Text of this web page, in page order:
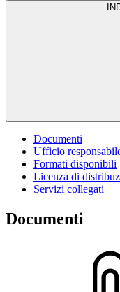
Documenti
Ufficio
Formati disponibili
Licenza di
Servizi collegati
Documenti